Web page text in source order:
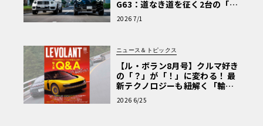
G63：道なき道を征く2台の「対
極的アプローチ」
2026 7/1
ニュース＆トピックス
【ル・ボラン8月号】クルマ好き
の「？」が「！」に変わる！ 最
新テクノロジーも紐解く「輸入
車Q&A」
2026 6/25